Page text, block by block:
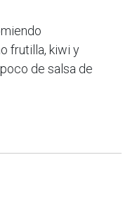
frutilla, kiwi y
de salsa de